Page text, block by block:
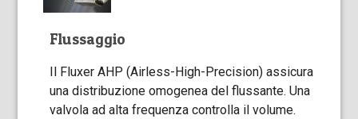
Flussaggio
Il Fluxer AHP (Airless-High-Precision) assicura
una distribuzione omogenea del flussante. Una
valvola ad alta frequenza controlla il volume.